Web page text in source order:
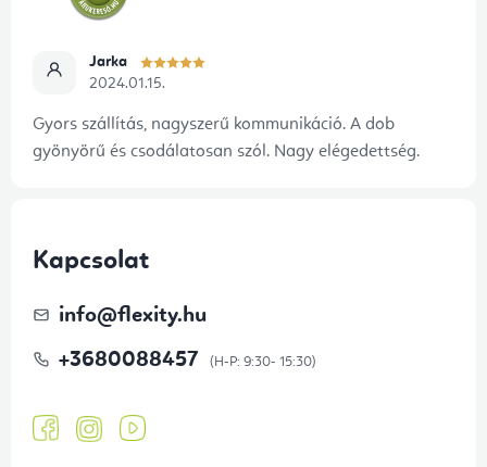
Jarka
2024.01.15.
Gyors szállítás, nagyszerű kommunikáció. A dob
gyönyörű és csodálatosan szól. Nagy elégedettség.
Kapcsolat
info@flexity.hu
+3680088457